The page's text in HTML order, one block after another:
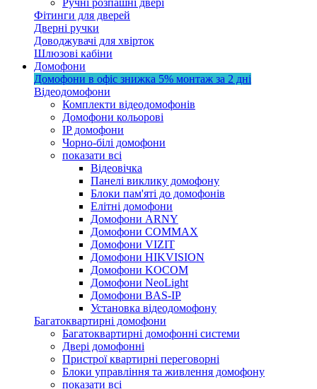
Фітинги для дверей
Дверні ручки
Доводжувачі для хвірток
Шлюзові кабіни
Домофони
Домофони в офіс знижка 5% монтаж за 2 дні
Відеодомофони
Комплекти відеодомофонів
Домофони кольорові
IP домофони
Чорно-білі домофони
показати всі
Відеовічка
Панелі виклику домофону
Блоки пам'яті до домофонів
Елітні домофони
Домофони ARNY
Домофони COMMAX
Домофони VIZIT
Домофони HIKVISION
Домофони KOCOM
Домофони NeoLight
Домофони BAS-IP
Установка відеодомофону
Багатоквартирні домофони
Багатоквартирні домофонні системи
Двері домофонні
Пристрої квартирні переговорні
Блоки управління та живлення домофону
показати всі